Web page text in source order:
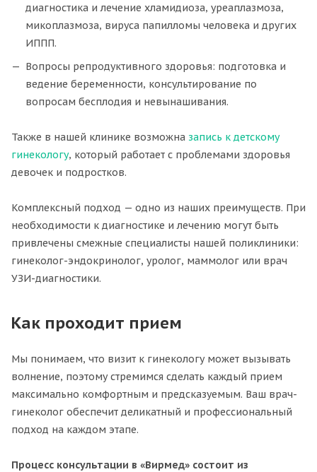
диагностика и лечение хламидиоза, уреаплазмоза,
микоплазмоза, вируса папилломы человека и других
ИППП.
Вопросы репродуктивного здоровья: подготовка и
ведение беременности, консультирование по
вопросам бесплодия и невынашивания.
Также в нашей клинике возможна запись к детскому
гинекологу, который работает с проблемами здоровья
девочек и подростков.
Комплексный подход — одно из наших преимуществ. При
необходимости к диагностике и лечению могут быть
привлечены смежные специалисты нашей поликлиники:
гинеколог-эндокринолог, уролог, маммолог или врач
УЗИ-диагностики.
Как проходит прием
Мы понимаем, что визит к гинекологу может вызывать
волнение, поэтому стремимся сделать каждый прием
максимально комфортным и предсказуемым. Ваш врач-
гинеколог обеспечит деликатный и профессиональный
подход на каждом этапе.
Процесс консультации в «Вирмед» состоит из